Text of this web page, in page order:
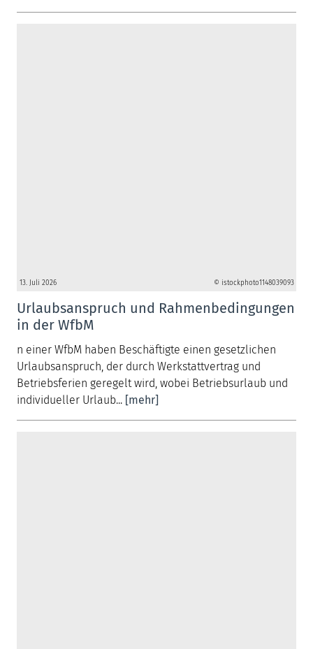
13. Juli 2026 © istockphoto1148039093
Urlaubsanspruch und Rahmenbedingungen
in der WfbM
n einer WfbM haben Beschäftigte einen gesetzlichen
Urlaubsanspruch, der durch Werkstattvertrag und
Betriebsferien geregelt wird, wobei Betriebsurlaub und
individueller Urlaub... [mehr]